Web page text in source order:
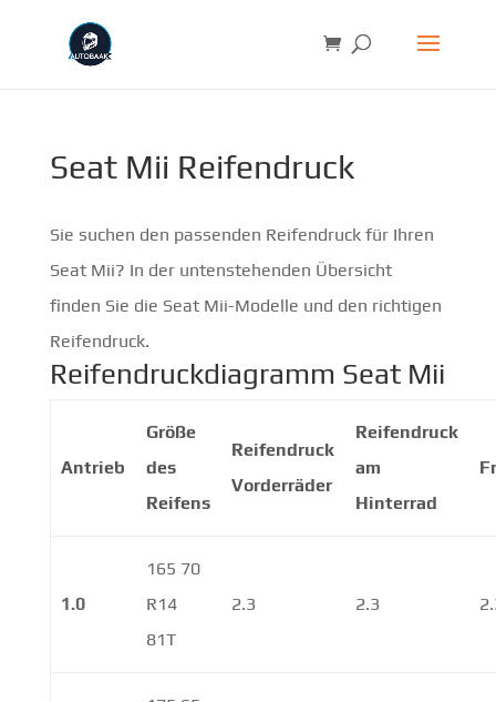
Seat Mii Reifendruck
Sie suchen den passenden Reifendruck für Ihren
Seat Mii? In der untenstehenden Übersicht
finden Sie die Seat Mii-Modelle und den richtigen
Reifendruck.
Reifendruckdiagramm Seat Mii
Antrieb
Größe
des
Reifens
Reifendruck
Vorderräder
Reifendruck
am
Hinterrad
1.0
165 70
R14
81T
2.3 2.3